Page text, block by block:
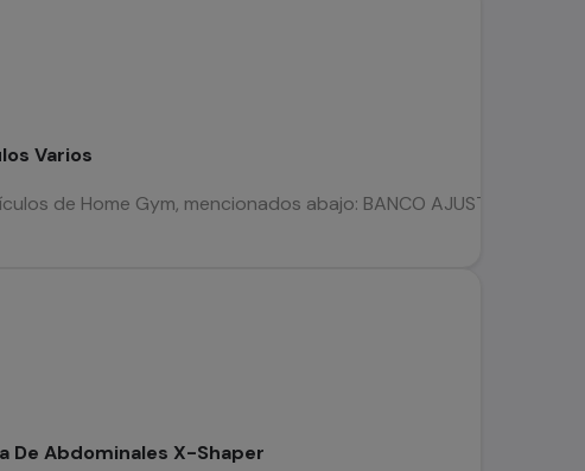
Varios
de Home Gym, mencionados abajo: BANCO AJUSTABLE
De Abdominales X-Shaper